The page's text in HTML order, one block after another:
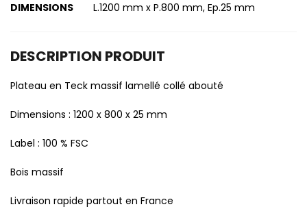
DIMENSIONS L.1200 mm x P.800 mm, Ep.25 mm
DESCRIPTION PRODUIT
Plateau en Teck massif lamellé collé abouté
Dimensions : 1200 x 800 x 25 mm
Label : 100 % FSC
Bois massif
Livraison rapide partout en France